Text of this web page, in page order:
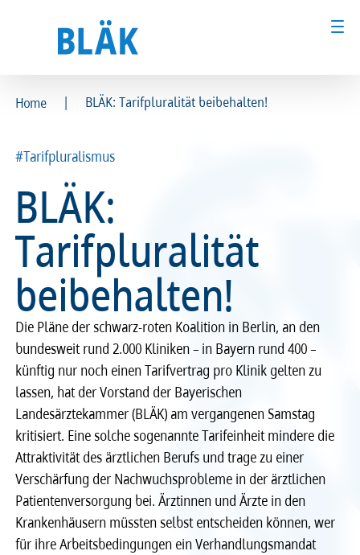
MFA & Fachpersonal
Patientinnen und Patienten
Kammer & Politik
Presse
Karriere
Recht
Service & Kontakt
meineBLÄK
MFA & Fachpersonal
Patientinnen und Patienten
Kammer & Politik
Presse
Karriere
Recht
Service & Kontakt
meineBLÄK
Home | BLÄK: Tarifpluralität beibehalten!
#Tarifpluralismus
BLÄK:
Tarifpluralität
beibehalten!
Die Pläne der schwarz-roten Koalition in Berlin, an den
bundesweit rund 2.000 Kliniken – in Bayern rund 400 –
künftig nur noch einen Tarifvertrag pro Klinik gelten zu
lassen, hat der Vorstand der Bayerischen
Landesärztekammer (BLÄK) am vergangenen Samstag
kritisiert. Eine solche sogenannte Tarifeinheit mindere die
Attraktivität des ärztlichen Berufs und trage zu einer
Verschärfung der Nachwuchsprobleme in der ärztlichen
Patientenversorgung bei. Ärztinnen und Ärzte in den
Krankenhäusern müssten selbst entscheiden können, wer
für ihre Arbeitsbedingungen ein Verhandlungsmandat